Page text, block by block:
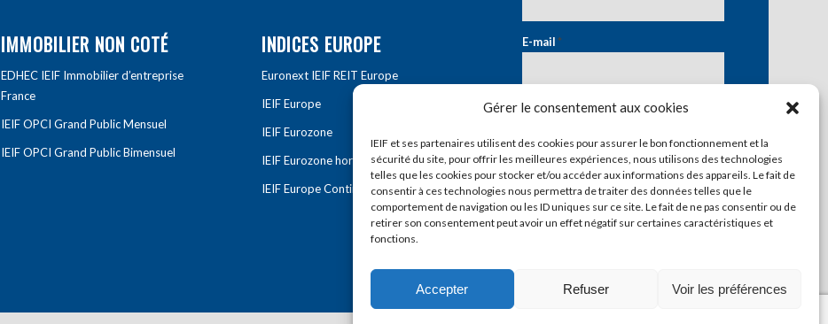
Gérer le consentement aux cookies
IEIF et ses partenaires utilisent des cookies pour assurer le bon fonctionnement et la
sécurité du site, pour offrir les meilleures expériences, nous utilisons des technologies
telles que les cookies pour stocker et/ou accéder aux informations des appareils. Le fait de
consentir à ces technologies nous permettra de traiter des données telles que le
comportement de navigation ou les ID uniques sur ce site. Le fait de ne pas consentir ou de
retirer son consentement peut avoir un effet négatif sur certaines caractéristiques et
fonctions.
Accepter Refuser Voir les préférences
IMMOBILIER NON COTÉ
EDHEC IEIF Immobilier d’entreprise
France
IEIF OPCI Grand Public Mensuel
IEIF OPCI Grand Public Bimensuel
INDICES EUROPE
Euronext IEIF REIT Europe
IEIF Europe
IEIF Eurozone
IEIF Eurozone hors France
IEIF Europe Continentale
E-mail*